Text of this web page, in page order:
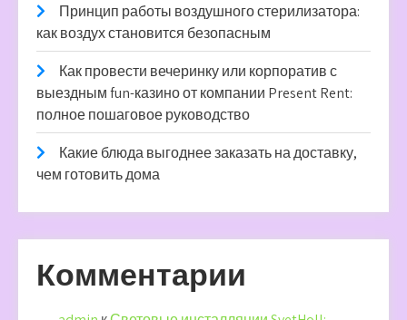
Принцип работы воздушного стерилизатора:
как воздух становится безопасным
Как провести вечеринку или корпоратив с
выездным fun-казино от компании Present Rent:
полное пошаговое руководство
Какие блюда выгоднее заказать на доставку,
чем готовить дома
Комментарии